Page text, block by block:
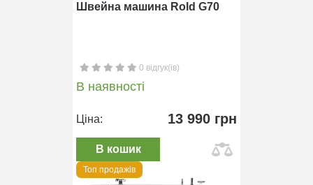
Швейна машина Rold G70
0 відгук(ів)
В наявності
Ціна: 13 990 грн
В кошик
Топ продажів